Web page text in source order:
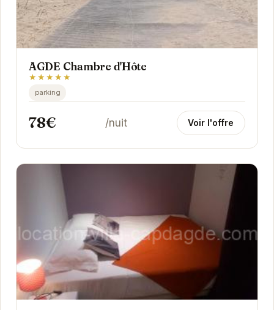
AGDE Chambre d'Hôte
★★★★★
parking
78€ /nuit Voir l'offre